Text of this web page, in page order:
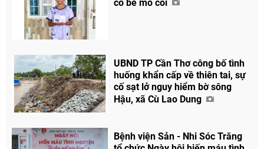
cô bé mồ côi
UBND TP Cần Thơ công bố tình
huống khẩn cấp về thiên tai, sự
cố sạt lở nguy hiểm bờ sông
Hậu, xã Cù Lao Dung
Bệnh viện Sản - Nhi Sóc Trăng